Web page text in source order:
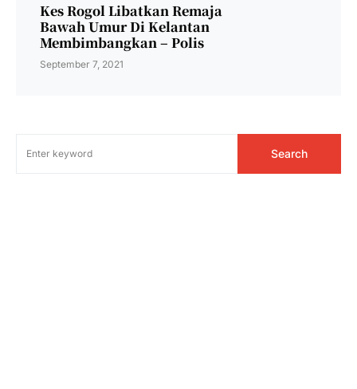
Kes Rogol Libatkan Remaja
Bawah Umur Di Kelantan
Membimbangkan – Polis
September 7, 2021
Search